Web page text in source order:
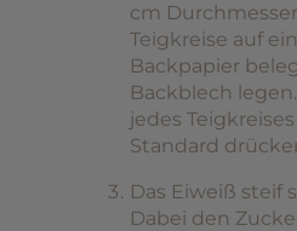
cm
Teigkreise auf
Backpapier
Backblech
jedes
Standard
Das Eiweiß steif
Dabei den